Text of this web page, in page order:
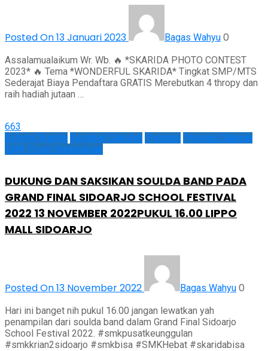
Posted On 13 Januari 2023 Bagas Wahyu 0
Assalamualaikum Wr. Wb. 🔥 *SKARIDA PHOTO CONTEST
2023* 🔥 Tema *WONDERFUL SKARIDA* Tingkat SMP/MTS
Sederajat Biaya Pendaftara GRATIS Merebutkan 4 thropy dan
raih hadiah jutaan …
663
Euforia Skarida Kegiatan Sekolah Prestasi Prestasi Skarida
SMK Pusat Keunggulan
DUKUNG DAN SAKSIKAN SOULDA BAND PADA
GRAND FINAL SIDOARJO SCHOOL FESTIVAL
2022 13 NOVEMBER 2022PUKUL 16.00 LIPPO
MALL SIDOARJO
Posted On 13 November 2022 Bagas Wahyu 0
Hari ini banget nih pukul 16.00 jangan lewatkan yah
penampilan dari soulda band dalam Grand Final Sidoarjo
School Festival 2022. #smkpusatkeunggulan
#smkkrian2sidoarjo #smkbisa #SMKHebat #skaridabisa